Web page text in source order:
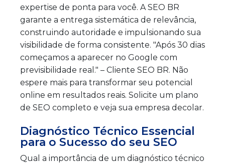
expertise de ponta para você. A SEO BR
garante a entrega sistemática de relevância,
construindo autoridade e impulsionando sua
visibilidade de forma consistente. "Após 30 dias
começamos a aparecer no Google com
previsibilidade real." – Cliente SEO BR. Não
espere mais para transformar seu potencial
online em resultados reais. Solicite um plano
de SEO completo e veja sua empresa decolar.
Diagnóstico Técnico Essencial
para o Sucesso do seu SEO
Qual a importância de um diagnóstico técnico